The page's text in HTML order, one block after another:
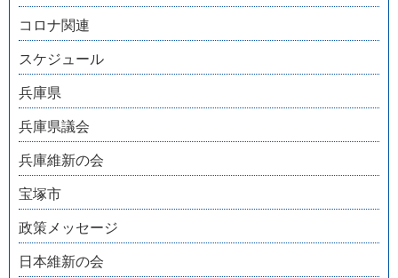
コロナ関連
スケジュール
兵庫県
兵庫県議会
兵庫維新の会
宝塚市
政策メッセージ
日本維新の会